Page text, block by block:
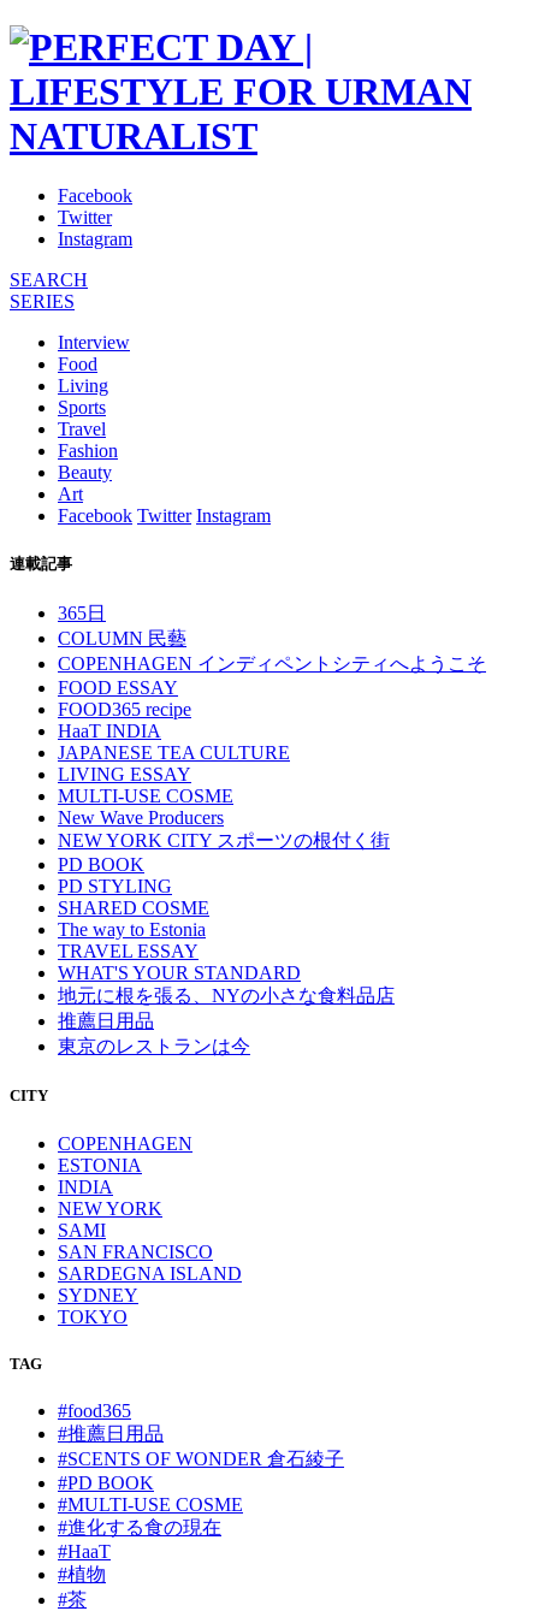
Facebook
Twitter
Instagram
SEARCH
SERIES
Interview
Food
Living
Sports
Travel
Fashion
Beauty
Art
Facebook Twitter Instagram
連載記事
365日
COLUMN 民藝
COPENHAGEN インディペントシティへようこそ
FOOD ESSAY
FOOD365 recipe
HaaT INDIA
JAPANESE TEA CULTURE
LIVING ESSAY
MULTI-USE COSME
New Wave Producers
NEW YORK CITY スポーツの根付く街
PD BOOK
PD STYLING
SHARED COSME
The way to Estonia
TRAVEL ESSAY
WHAT'S YOUR STANDARD
地元に根を張る、NYの小さな食料品店
推薦日用品
東京のレストランは今
CITY
COPENHAGEN
ESTONIA
INDIA
NEW YORK
SAMI
SAN FRANCISCO
SARDEGNA ISLAND
SYDNEY
TOKYO
TAG
#food365
#推薦日用品
#SCENTS OF WONDER 倉石綾子
#PD BOOK
#MULTI-USE COSME
#進化する食の現在
#HaaT
#植物
#茶